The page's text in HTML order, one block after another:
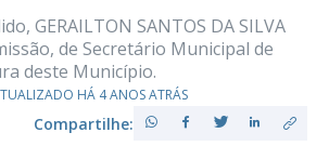
GERAILTON SANTOS DA SILVA
de Secretário Municipal de
deste Município.
HÁ 4 ANOS ATRÁS
Compartilhe: